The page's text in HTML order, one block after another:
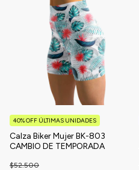
Calza Biker Mujer BK-803
CAMBIO DE TEMPORADA
$52.500
40% OFF ÚLTIMAS UNIDADES